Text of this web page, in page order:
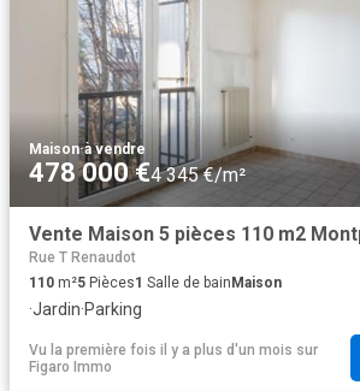
Maison·à vendre
478 000 €4 345 €/m²
Vente Maison 5 pièces 110 m2
Rue T Renaudot
110 m²5 Pièces1 Salle de bain Maison
·Jardin·Parking
Vu la première fois il y a plus d'un mois sur
Figaro Immo